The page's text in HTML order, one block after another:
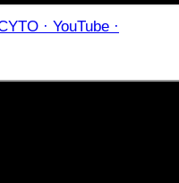
· YouTube ·